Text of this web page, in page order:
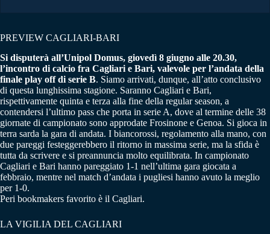
PREVIEW CAGLIARI-BARI
Si disputerà all’Unipol Domus, giovedì 8 giugno alle 20.30,
l’incontro di calcio fra Cagliari e Bari, valevole per l’andata della
finale play off di serie B. Siamo arrivati, dunque, all’atto conclusivo
di questa lunghissima stagione. Saranno Cagliari e Bari,
rispettivamente quinta e terza alla fine della regular season, a
contendersi l’ultimo pass che porta in serie A, dove al termine delle 38
giornate di campionato sono approdate Frosinone e Genoa. Si gioca in
terra sarda la gara di andata. I biancorossi, regolamento alla mano, con
due pareggi festeggerebbero il ritorno in massima serie, ma la sfida è
tutta da scrivere e si preannuncia molto equilibrata. In campionato
Cagliari e Bari hanno pareggiato 1-1 nell’ultima gara giocata a
febbraio, mentre nel match d’andata i pugliesi hanno avuto la meglio
per 1-0.
Peri bookmakers favorito è il Cagliari.
LA VIGILIA DEL CAGLIARI